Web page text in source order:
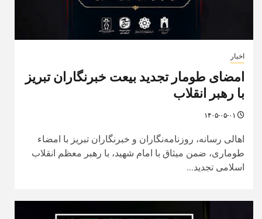
اخبار
امضای طومار تجدید بیعت خبرنگاران تبریز
با رهبر انقلاب
اهالی رسانه، روزنامه‌نگاران و خبرنگاران تبریز با امضاء
طوماری، ضمن میثاق با امام شهید، با رهبر معظم انقلاب
اسلامی تجدید...